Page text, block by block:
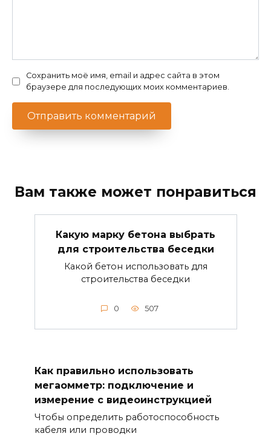
Сохранить моё имя, email и адрес сайта в этом
браузере для последующих моих комментариев.
Вам также может понравиться
Какую марку бетона выбрать
для строительства беседки
Какой бетон использовать для
строительства беседки
0 507
Как правильно использовать
мегаомметр: подключение и
измерение с видеоинструкцией
Чтобы определить работоспособность
кабеля или проводки